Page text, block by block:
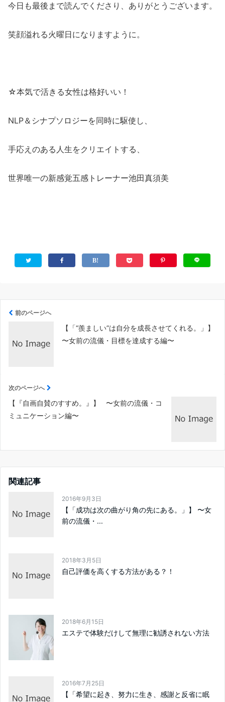
今日も最後まで読んでくださり、ありがとうございます。
笑顔溢れる火曜日になりますように。
☆本気で活きる女性は格好いい！
NLP＆シナプソロジーを同時に駆使し、
手応えのある人生をクリエイトする、
世界唯一の新感覚五感トレーナー池田真須美
前のページへ
【「“羨ましい”は自分を成長させてくれる。」】
〜女前の流儀・目標を達成する編〜
次のページへ
​【『自画自賛のすすめ。』】 〜女前の流儀・コ
ミュニケーション編〜
関連記事
2016年9月3日
【「成功は次の曲がり角の先にある。」】 〜女
前の流儀・...
2018年3月5日
自己評価を高くする方法がある？！
2018年6月15日
エステで体験だけして無理に勧誘されない方法
2016年7月25日
【「希望に起き、努力に生き、感謝と反省に眠